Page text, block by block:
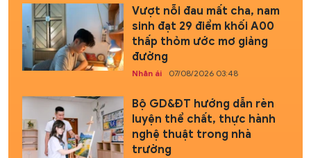
Vượt nỗi đau mất cha, nam
sinh đạt 29 điểm khối A00
thấp thỏm ước mơ giảng
đường
Nhân ái 07/08/2026 03:48
Bộ GD&ĐT hướng dẫn rèn
luyện thể chất, thực hành
nghệ thuật trong nhà
trường